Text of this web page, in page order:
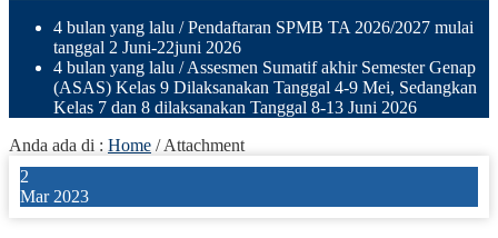
4 bulan yang lalu / Pendaftaran SPMB TA 2026/2027 mulai
tanggal 2 Juni-22juni 2026
4 bulan yang lalu / Assesmen Sumatif akhir Semester Genap
(ASAS) Kelas 9 Dilaksanakan Tanggal 4-9 Mei, Sedangkan
Kelas 7 dan 8 dilaksanakan Tanggal 8-13 Juni 2026
Anda ada di : Home / Attachment
2
Mar 2023